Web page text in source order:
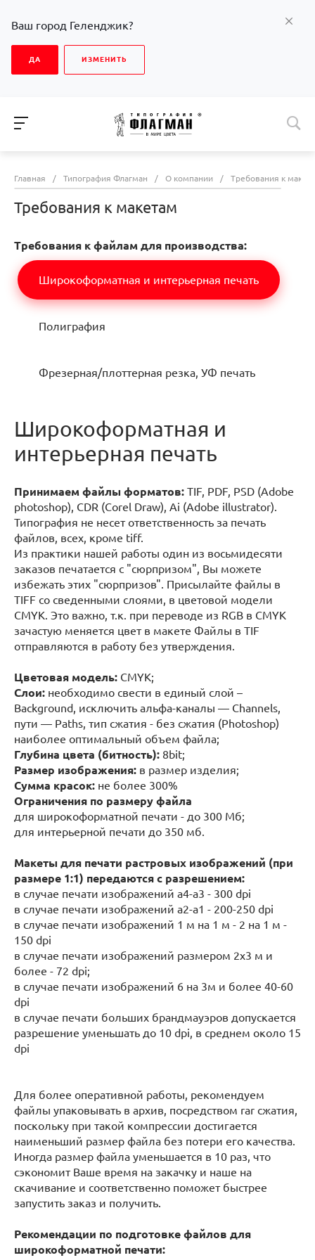
Ваш город Геленджик?
ДА ИЗМЕНИТЬ
Главная / Типография Флагман / О компании / Требования к
Требования к макетам
Требования к файлам для производства:
Широкоформатная и интерьерная печать
Полиграфия
Фрезерная/плоттерная резка, УФ печать
Широкоформатная и
интерьерная печать
Принимаем файлы форматов: TIF, PDF, PSD (Adobe
photoshop), CDR (Corel Draw), Ai (Adobe illustrator).
Типография не несет ответственность за печать
файлов, всех, кроме tiff.
Из практики нашей работы один из восьмидесяти
заказов печатается с "сюрпризом", Вы можете
избежать этих "сюрпризов". Присылайте файлы в
TIFF со сведенными слоями, в цветовой модели
CMYK. Это важно, т.к. при переводе из RGB в CMYK
зачастую меняется цвет в макете Файлы в TIF
отправляются в работу без утверждения.
Цветовая модель: CMYK;
Слои: необходимо свести в единый слой –
Background, исключить альфа-каналы — Channels,
пути — Paths, тип сжатия - без сжатия (Photoshop)
наиболее оптимальный объем файла;
Глубина цвета (битность): 8bit;
Размер изображения: в размер изделия;
Сумма красок: не более 300%
Ограничения по размеру файла
для широкоформатной печати - до 300 Мб;
для интерьерной печати до 350 мб.
Макеты для печати растровых изображений (при
размере 1:1) передаются с разрешением:
в случае печати изображений а4-а3 - 300 dpi
в случае печати изображений а2-а1 - 200-250 dpi
в случае печати изображений 1 м на 1 м - 2 на 1 м -
150 dpi
в случае печати изображений размером 2х3 м и
более - 72 dpi;
в случае печати изображений 6 на 3м и более 40-60
dpi
в случае печати больших брандмауэров допускается
разрешение уменьшать до 10 dpi, в среднем около 15
dpi
Для более оперативной работы, рекомендуем
файлы упаковывать в архив, посредством rar сжатия,
поскольку при такой компрессии достигается
наименьший размер файла без потери его качества.
Иногда размер файла уменьшается в 10 раз, что
сэкономит Ваше время на закачку и наше на
скачивание и соответственно поможет быстрее
запустить заказ и получить.
Рекомендации по подготовке файлов для
широкоформатной печати: